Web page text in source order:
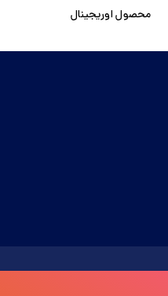
محصول اوریجینال